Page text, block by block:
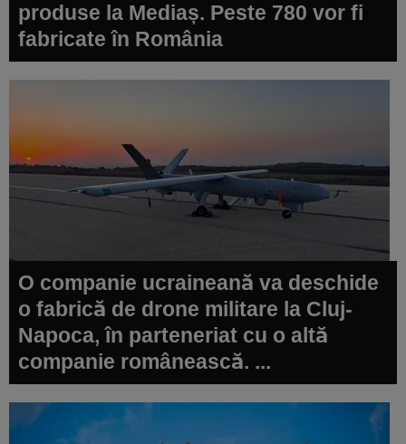
produse la Mediaș. Peste 780 vor fi
fabricate în România
O companie ucraineană va deschide
o fabrică de drone militare la Cluj-
Napoca, în parteneriat cu o altă
companie românească. ...